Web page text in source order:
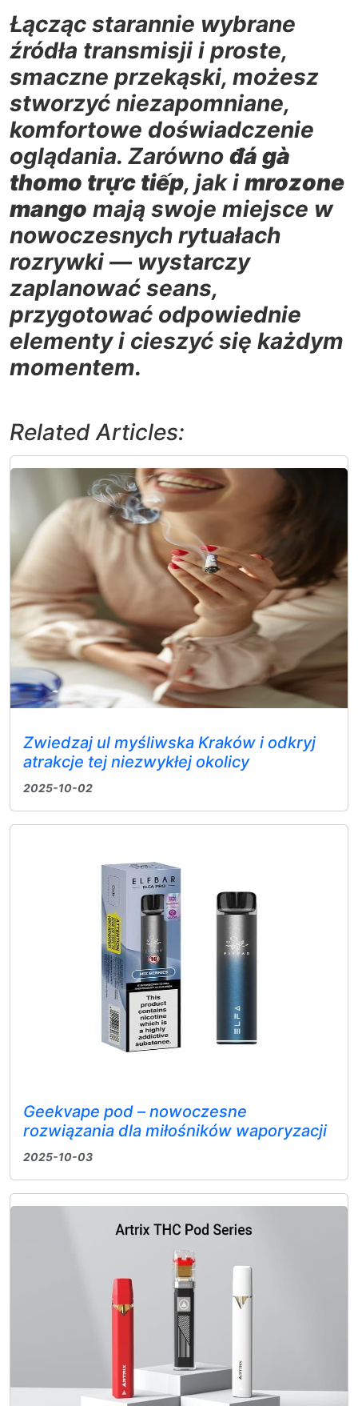
Łącząc starannie wybrane
źródła transmisji i proste,
smaczne przekąski, możesz
stworzyć niezapomniane,
komfortowe doświadczenie
oglądania. Zarówno đá gà
thomo trực tiếp, jak i mrozone
mango mają swoje miejsce w
nowoczesnych rytuałach
rozrywki — wystarczy
zaplanować seans,
przygotować odpowiednie
elementy i cieszyć się każdym
momentem.
Related Articles:
Zwiedzaj ul myśliwska Kraków i odkryj
atrakcje tej niezwykłej okolicy
2025-10-02
Geekvape pod – nowoczesne
rozwiązania dla miłośników waporyzacji
2025-10-03